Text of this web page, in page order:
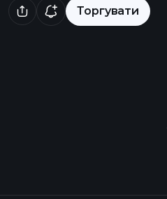
Торгувати